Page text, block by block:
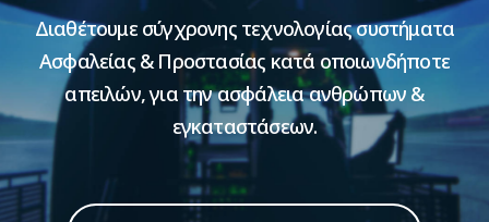
Διαθέτουμε σύγχρονης τεχνολογίας συστήματα
Ασφαλείας & Προστασίας κατά οποιωνδήποτε
απειλών, για την ασφάλεια ανθρώπων &
εγκαταστάσεων.